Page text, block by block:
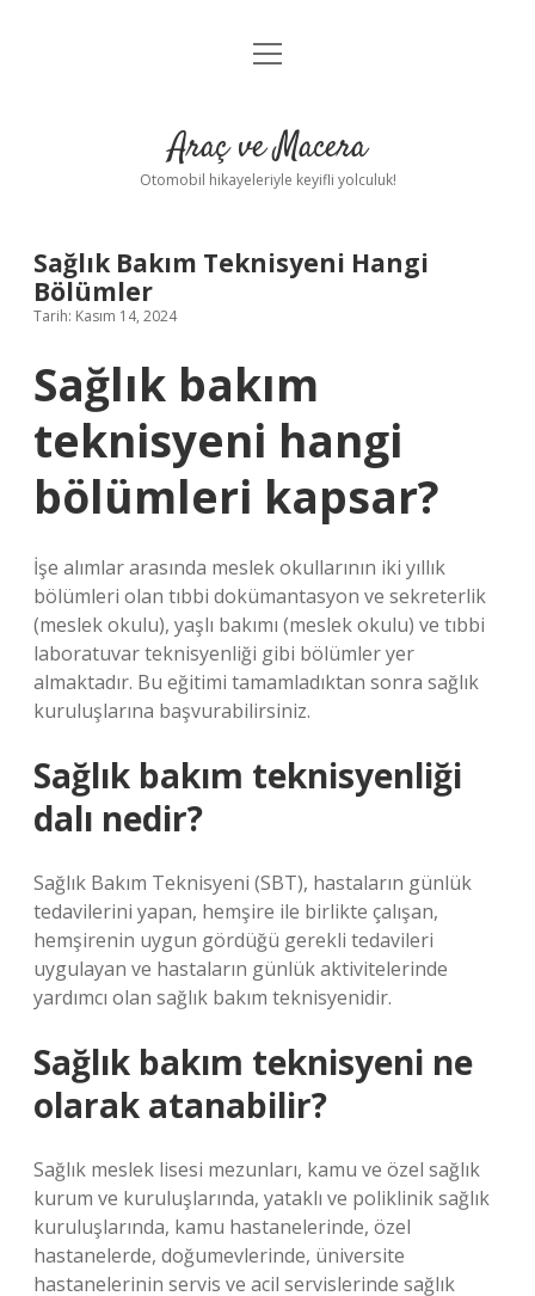
Anasayfa
Yasal Uyarı
menüyü
Araç ve Macera
Otomobil hikayeleriyle keyifli yolculuk!
Sağlık Bakım Teknisyeni Hangi
Bölümler
Tarih: Kasım 14, 2024
Sağlık bakım
teknisyeni hangi
bölümleri kapsar?
İşe alımlar arasında meslek okullarının iki yıllık
bölümleri olan tıbbi dokümantasyon ve sekreterlik
(meslek okulu), yaşlı bakımı (meslek okulu) ve tıbbi
laboratuvar teknisyenliği gibi bölümler yer
almaktadır. Bu eğitimi tamamladıktan sonra sağlık
kuruluşlarına başvurabilirsiniz.
Sağlık bakım teknisyenliği
dalı nedir?
Sağlık Bakım Teknisyeni (SBT), hastaların günlük
tedavilerini yapan, hemşire ile birlikte çalışan,
hemşirenin uygun gördüğü gerekli tedavileri
uygulayan ve hastaların günlük aktivitelerinde
yardımcı olan sağlık bakım teknisyenidir.
Sağlık bakım teknisyeni ne
olarak atanabilir?
Sağlık meslek lisesi mezunları, kamu ve özel sağlık
kurum ve kuruluşlarında, yataklı ve poliklinik sağlık
kuruluşlarında, kamu hastanelerinde, özel
hastanelerde, doğumevlerinde, üniversite
hastanelerinin servis ve acil servislerinde sağlık